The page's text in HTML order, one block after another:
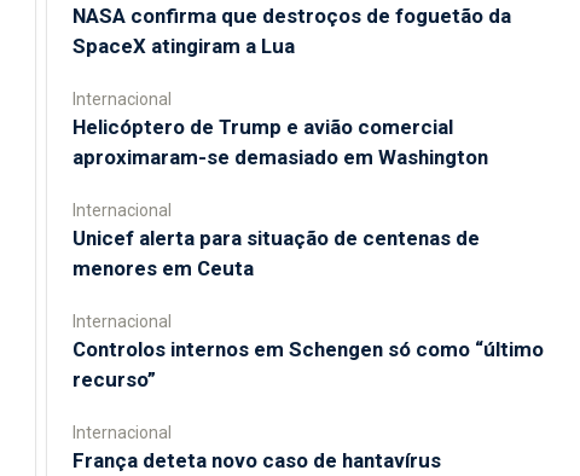
NASA confirma que destroços de foguetão da
SpaceX atingiram a Lua
Internacional
Helicóptero de Trump e avião comercial
aproximaram-se demasiado em Washington
Internacional
Unicef alerta para situação de centenas de
menores em Ceuta
Internacional
Controlos internos em Schengen só como “último
recurso”
Internacional
França deteta novo caso de hantavírus